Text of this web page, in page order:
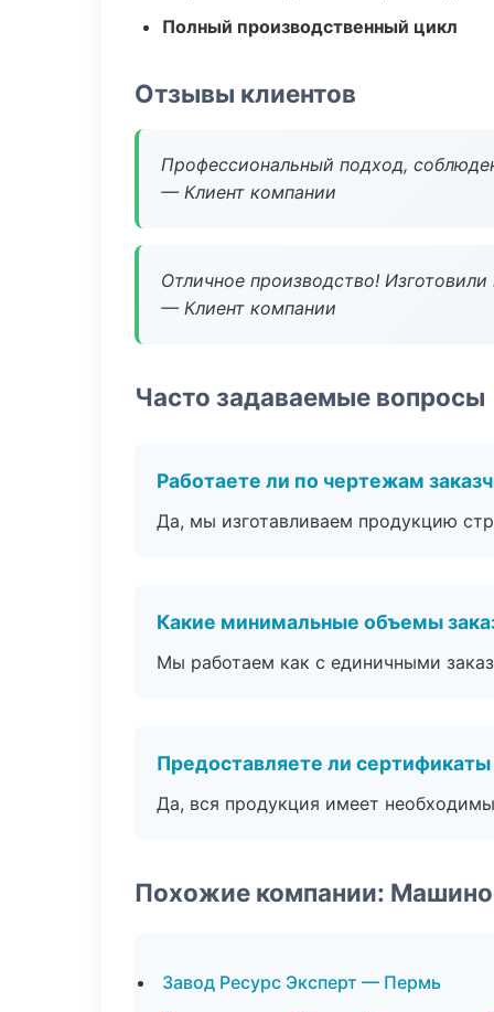
Полный производственный цикл
Отзывы клиентов
Профессиональный подход,
— Клиент компании
Отличное производство!
— Клиент компании
Часто задаваемые вопросы
Работаете ли по чертежам
Да, мы изготавливаем продукцию
Какие минимальные объемы
Мы работаем как с единичными
Предоставляете ли
Да, вся продукция имеет
Похожие компании:
Завод Ресурс Эксперт — Пермь